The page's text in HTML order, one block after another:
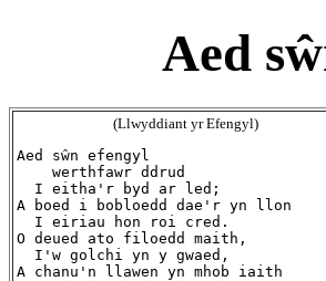
Aed
(Llwyddiant yr Efengyl)
Aed sŵn efengyl
    werthfawr ddrud
  I eitha'r byd ar led;
A boed i bobloedd dae'r yn llon
  I eiriau hon roi cred.
O deued ato filoedd maith,
  I'w golchi yn y gwaed,
A chanu'n llawen yn mhob iaith